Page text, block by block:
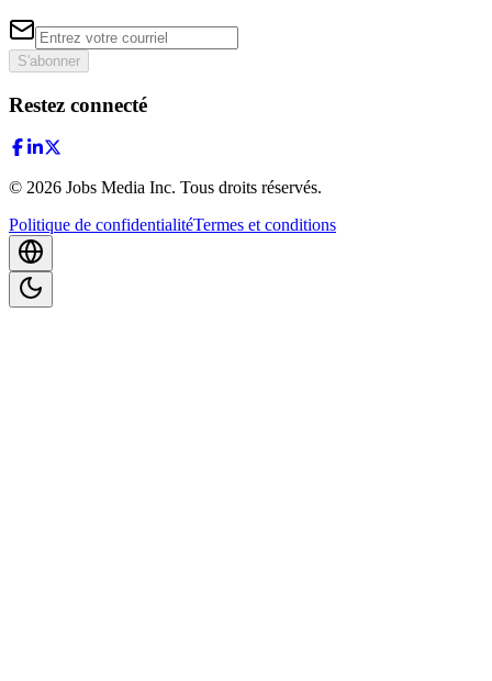
S'abonner
Restez connecté
© 2026 Jobs Media Inc. Tous droits réservés.
Politique de confidentialitéTermes et conditions